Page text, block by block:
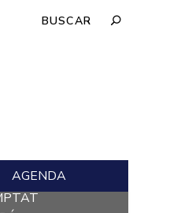
AGENDA